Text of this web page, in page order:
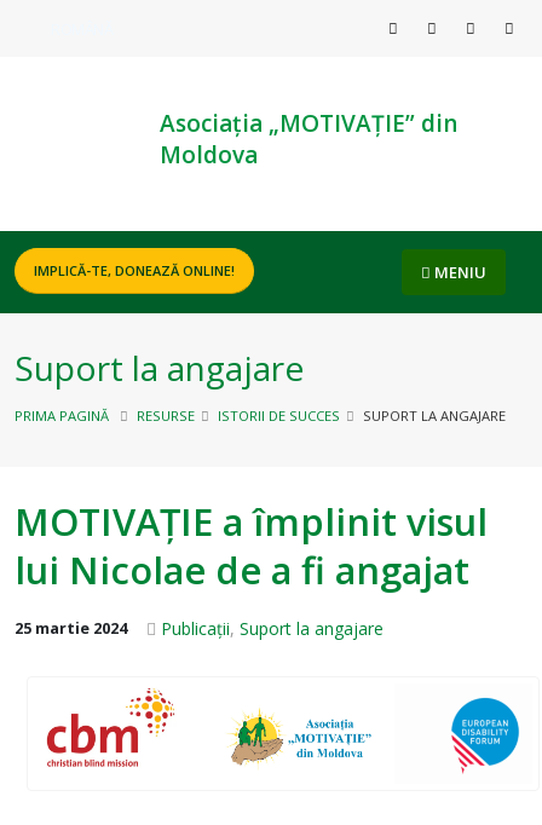
Asociația „MOTIVAȚIE” din
Moldova
IMPLICĂ-TE, DONEAZĂ ONLINE! MENIU
Suport la angajare
PRIMA PAGINĂ RESURSE ISTORII DE SUCCES SUPORT LA ANGAJARE
MOTIVAȚIE a împlinit visul
lui Nicolae de a fi angajat
25 martie 2024 Publicații, Suport la angajare